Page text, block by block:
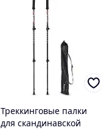
Треккинговые палки
для скандинавской